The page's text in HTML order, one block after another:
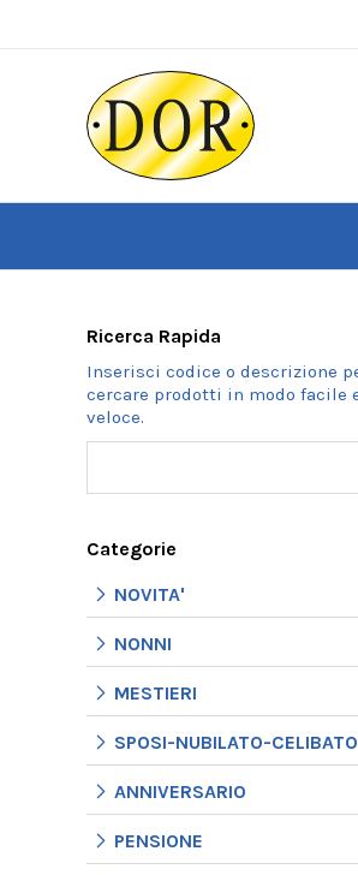
contenuto
Ricerca Rapida
Categorie
NOVITA'
NONNI
MESTIERI
SPOSI-NUBILATO-CELIBATO
ANNIVERSARIO
PENSIONE